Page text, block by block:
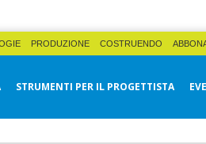
PRODUZIONE COSTRUENDO
STRUMENTI PER IL PROGETTISTA